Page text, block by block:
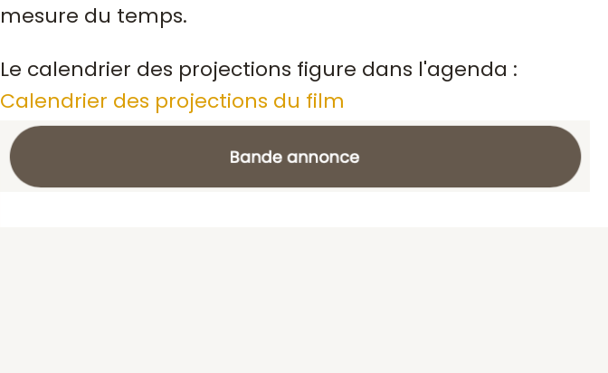
mesure du temps.
Le calendrier des projections figure dans l'agenda :
Calendrier des projections du film